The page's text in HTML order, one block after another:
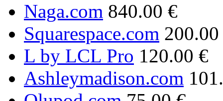
Naga.com 840.00 €
Squarespace.com
L by LCL Pro 120.00 €
Ashleymadison.com